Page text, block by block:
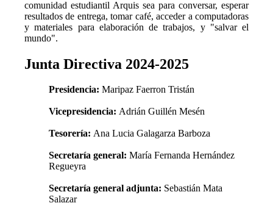
comunidad estudiantil Arquis sea para conversar, esperar
resultados de entrega, tomar café, acceder a computadoras
y materiales para elaboración de trabajos, y "salvar el
mundo".
Junta Directiva 2024-2025
Presidencia: Maripaz Faerron Tristán
Vicepresidencia: Adrián Guillén Mesén
Tesorería: Ana Lucia Galagarza Barboza
Secretaría general: María Fernanda Hernández
Regueyra
Secretaría general adjunta: Sebastián Mata
Salazar